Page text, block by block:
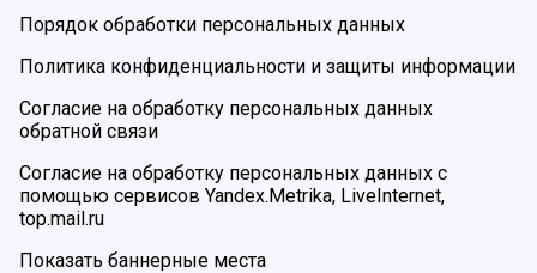
Порядок обработки персональных данных
Политика конфиденциальности и защиты информации
Согласие на обработку персональных данных
обратной связи
Согласие на обработку персональных данных с
помощью сервисов Yandex.Metrika, LiveInternet,
top.mail.ru
Показать баннерные места